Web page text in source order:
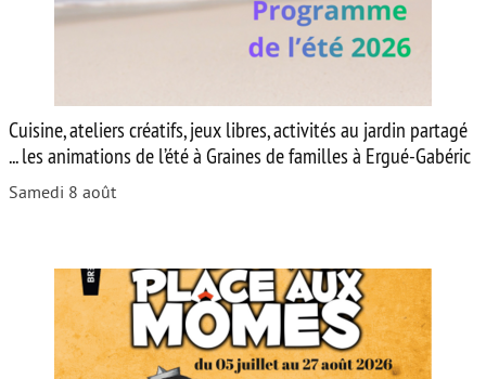
Cuisine, ateliers créatifs, jeux libres, activités au jardin partagé
... les animations de l’été à Graines de familles à Ergué-Gabéric
Samedi 8 août